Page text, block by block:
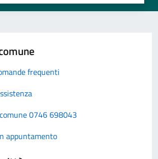
frequenti
0746 698043
appuntamento